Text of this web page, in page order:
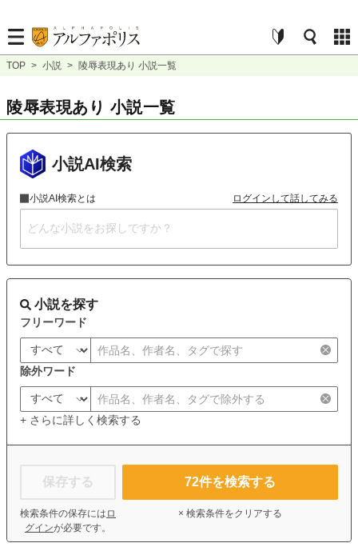
TOP > 小説 > 陵辱表現あり 小説一覧
陵辱表現あり 小説一覧
小説AI検索
小説AI検索とは ログインして話してみる
小説を探す
フリーワード
除外ワード
+ さらに詳しく検索する
保存する
検索条件の保存には ロ
グインが必要です。
72件を検索する
× 検索条件をクリアする